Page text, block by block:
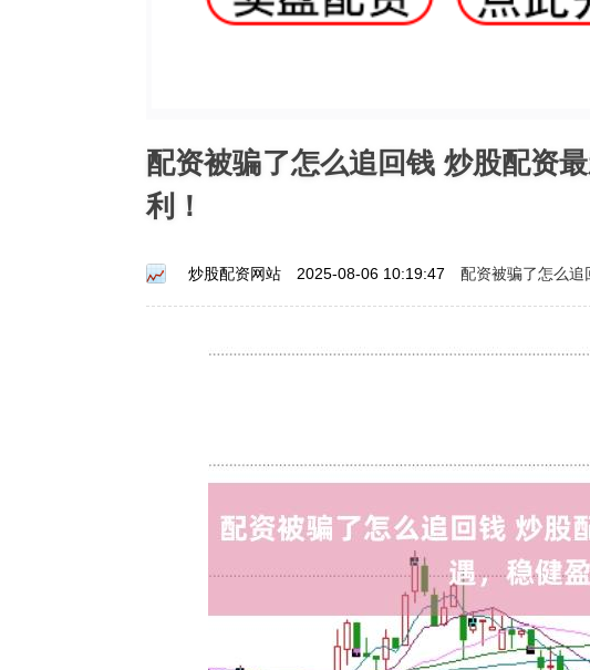
配资被骗了怎么追回钱 炒股配资
利！
炒股配资网站 2025-08-06 10:19:47 配资被骗了怎么追